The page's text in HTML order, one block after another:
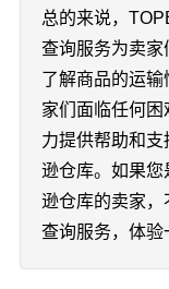
总的来说，
查询服务为卖
了解商品的运
家们面临任何
力提供帮助和
逊仓库。如果您
逊仓库的卖家
查询服务，体验